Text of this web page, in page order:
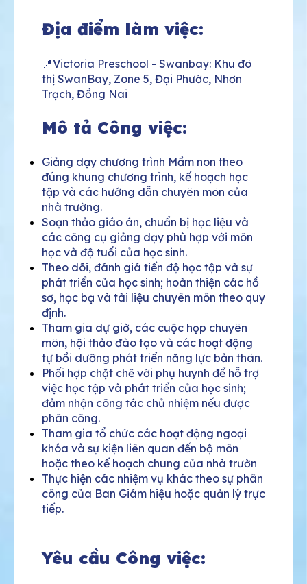
Địa điểm làm việc:
📍Victoria Preschool - Swanbay: Khu đô
thị SwanBay, Zone 5, Đại Phước, Nhơn
Trạch, Đồng Nai
Mô tả Công việc:
Giảng dạy chương trình Mầm non theo
đúng khung chương trình, kế hoạch học
tập và các hướng dẫn chuyên môn của
nhà trường.
Soạn thảo giáo án, chuẩn bị học liệu và
các công cụ giảng dạy phù hợp với môn
học và độ tuổi của học sinh.
Theo dõi, đánh giá tiến độ học tập và sự
phát triển của học sinh; hoàn thiện các hồ
sơ, học bạ và tài liệu chuyên môn theo quy
định.
Tham gia dự giờ, các cuộc họp chuyên
môn, hội thảo đào tạo và các hoạt động
tự bồi dưỡng phát triển năng lực bản thân.
Phối hợp chặt chẽ với phụ huynh để hỗ trợ
việc học tập và phát triển của học sinh;
đảm nhận công tác chủ nhiệm nếu được
phân công.
Tham gia tổ chức các hoạt động ngoại
khóa và sự kiện liên quan đến bộ môn
hoặc theo kế hoạch chung của nhà trườn
Thực hiện các nhiệm vụ khác theo sự phân
công của Ban Giám hiệu hoặc quản lý trực
tiếp.
Yêu cầu Công việc: